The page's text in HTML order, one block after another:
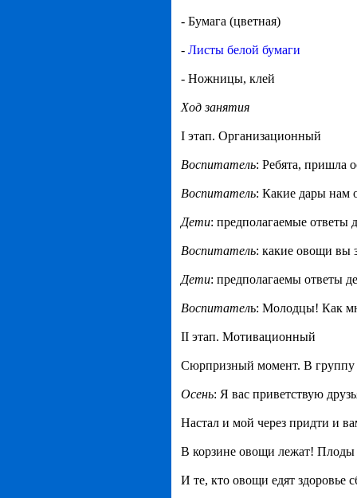
- Бумага (цветная)
- Листы белой бумаги
- Ножницы, клей
Ход занятия
I этап. Организационный
Воспитатель: Ребята, пришла
Воспитатель: Какие дары нам
Дети: предполагаемые ответы
Воспитатель: какие овощи вы
Дети: предполагаемы ответы
Воспитатель: Молодцы! Как
II этап. Мотивационный
Сюрпризный момент. В группу
Осень: Я вас приветствую
Настал и мой через придти и
В корзине овощи лежат!
И те, кто овощи едят здоровье